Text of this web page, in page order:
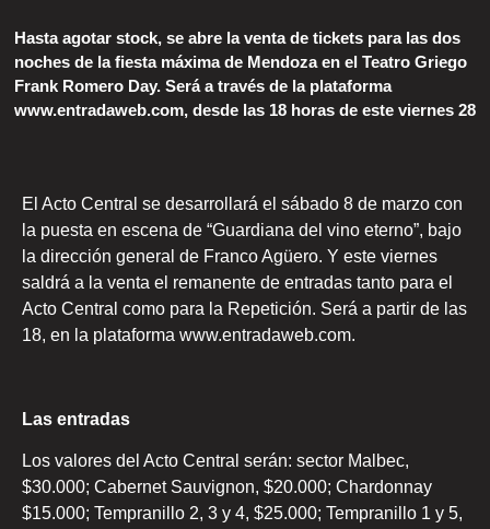
Hasta agotar stock, se abre la venta de tickets para las dos
noches de la fiesta máxima de Mendoza en el Teatro Griego
Frank Romero Day. Será a través de la plataforma
www.entradaweb.com, desde las 18 horas de este viernes 28
El Acto Central se desarrollará el sábado 8 de marzo con
la puesta en escena de “Guardiana del vino eterno”, bajo
la dirección general de Franco Agüero. Y este viernes
saldrá a la venta el remanente de entradas tanto para el
Acto Central como para la Repetición. Será a partir de las
18, en la plataforma www.entradaweb.com.
Las entradas
Los valores del Acto Central serán: sector Malbec,
$30.000; Cabernet Sauvignon, $20.000; Chardonnay
$15.000; Tempranillo 2, 3 y 4, $25.000; Tempranillo 1 y 5,